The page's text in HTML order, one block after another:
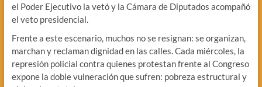
el Poder Ejecutivo la vetó y la Cámara de Diputados acompañó
el veto presidencial.
Frente a este escenario, muchos no se resignan: se organizan,
marchan y reclaman dignidad en las calles. Cada miércoles, la
represión policial contra quienes protestan frente al Congreso
expone la doble vulneración que sufren: pobreza estructural y